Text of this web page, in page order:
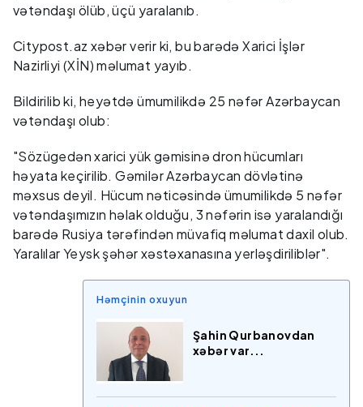
vətəndaşı ölüb, üçü yaralanıb.
Citypost.az xəbər verir ki, bu barədə Xarici İşlər
Nazirliyi (XİN) məlumat yayıb.
Bildirilib ki, heyətdə ümumilikdə 25 nəfər Azərbaycan
vətəndaşı olub:
"Sözügedən xarici yük gəmisinə dron hücumları
həyata keçirilib. Gəmilər Azərbaycan dövlətinə
məxsus deyil. Hücum nəticəsində ümumilikdə 5 nəfər
vətəndaşımızın həlak olduğu, 3 nəfərin isə yaralandığı
barədə Rusiya tərəfindən müvafiq məlumat daxil olub.
Yaralılar Yeysk şəhər xəstəxanasına yerləşdiriliblər".
Həmçinin oxuyun
Şahin Qurbanovdan
xəbər var...